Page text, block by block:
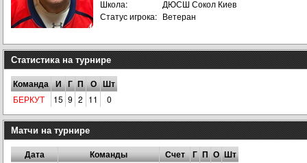
Школа:
ДЮСШ Сокол Киев
Статус игрока: Ветеран
Статистика на турнире
Команда И Г П О Шт
БЕРКУТ 15 9 2 11 0
Матчи на турнире
Дата Команды Счет Г П О Шт